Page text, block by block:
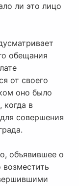
ли это лицо
обещания
от своего
оно было
когда в
совершения
объявившее о
возместить